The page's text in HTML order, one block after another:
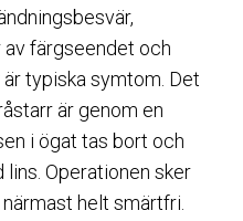
av färgseendet och
typiska symtom. Det
är genom en
i ögat tas bort och
Operationen sker
helt smärtfri.